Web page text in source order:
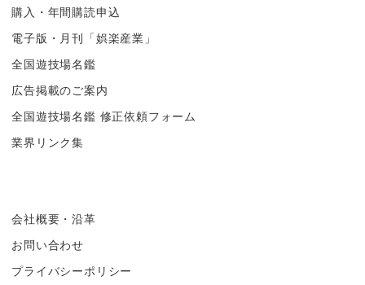
購入・年間購読申込
電子版・月刊「娯楽産業」
全国遊技場名鑑
広告掲載のご案内
全国遊技場名鑑 修正依頼フォーム
業界リンク集
会社概要・沿革
お問い合わせ
プライバシーポリシー